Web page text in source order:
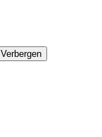
Verbergen